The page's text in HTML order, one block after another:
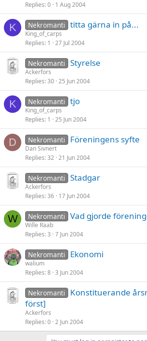
Replies 0 1 Aug 2004
K Nekromanti titta gärna in på...
King_of_carps
Replies 1 27 Jul 2004
Nekromanti Styrelse
Ackerfors
Replies 30 25 Jun 2004
K Nekromanti tjo
King_of_carps
Replies 1 25 Jun 2004
D Nekromanti Föreningens syfte
Dan Sivnert
Replies 32 21 Jun 2004
Nekromanti Stadgar
Ackerfors
Replies 36 17 Jun 2004
W Nekromanti Vad gjorde
Wille Raab
Replies 3 7 Jun 2004
Nekromanti Ekonomi
walium
Replies 8 3 Jun 2004
Nekromanti
Konstituerande
först]
Ackerfors
Replies 0 2 Jun 2004